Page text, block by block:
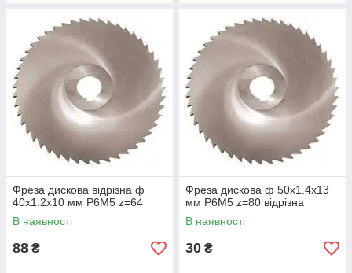
Фреза дискова відрізна ф
40х1.2х10 мм Р6М5 z=64
В наявності
88 ₴
Фреза дискова ф 50х1.4х13
мм Р6М5 z=80 відрізна
В наявності
30 ₴